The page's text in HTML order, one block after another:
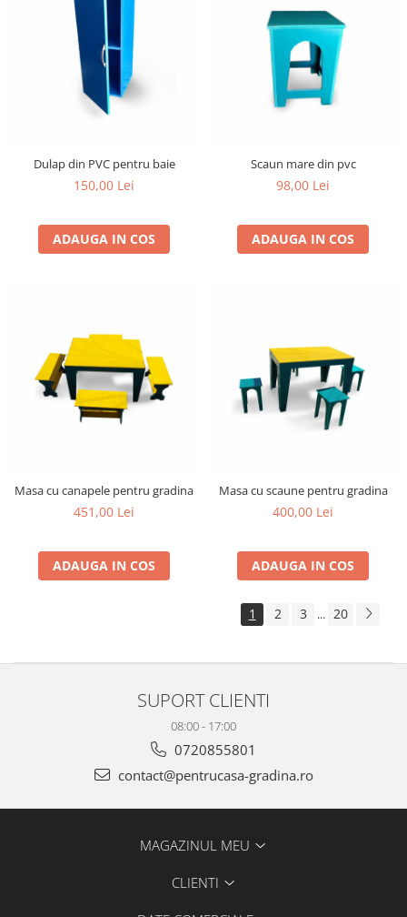
Dulap din PVC pentru baie
150,00 Lei
ADAUGA IN COS
Scaun mare din pvc
98,00 Lei
ADAUGA IN COS
Masa cu canapele pentru gradina
451,00 Lei
ADAUGA IN COS
Masa cu scaune pentru gradina
400,00 Lei
ADAUGA IN COS
1 2 3 ... 20
SUPORT CLIENTI
08:00 - 17:00
0720855801
contact@pentrucasa-gradina.ro
MAGAZINUL MEU
CLIENTI